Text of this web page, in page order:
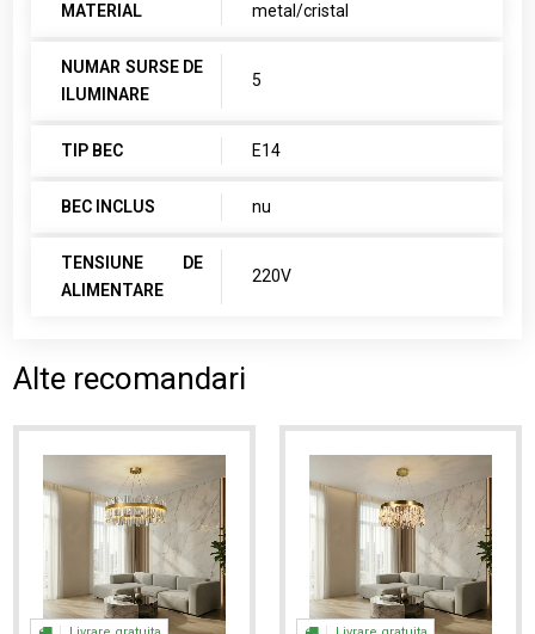
MATERIAL metal/cristal
NUMAR SURSE DE
ILUMINARE
5
TIP BEC E14
BEC INCLUS nu
TENSIUNE DE
ALIMENTARE
220V
Alte recomandari